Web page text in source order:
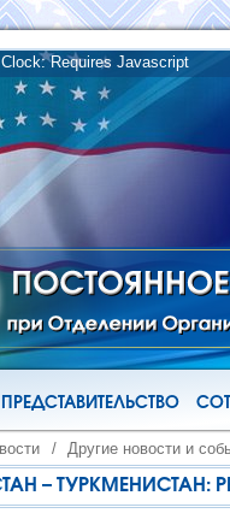
ПРЕДСТАВИТЕЛЬСТВО
/ Другие новости и
–